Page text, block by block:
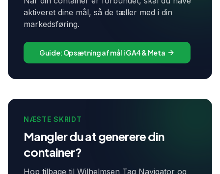
aktiveret dine mål, så de tæller med i din
markedsføring.
Guide: Opsætning af mål i GA4 & Meta
NÆSTE SKRIDT
Mangler du at generere din
container?
Hop tilbage til Wilhelmsen Tag Navigator og